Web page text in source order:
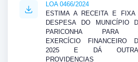
LOA 0466/2024
ESTIMA A RECEITA E FIXA
DESPESA DO MUNICÍPIO
PARICONHA PARA
EXERCÍCIO FINANCEIRO
2025 E DÁ
PROVIDENCIAS